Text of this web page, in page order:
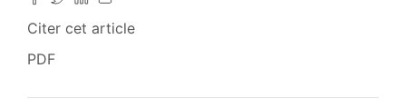
Citer cet article
PDF